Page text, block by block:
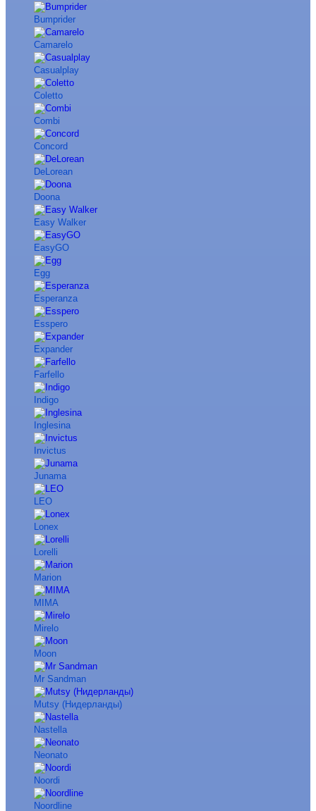
Bumprider
Camarelo
Casualplay
Coletto
Combi
Concord
DeLorean
Doona
Easy Walker
EasyGO
Egg
Esperanza
Esspero
Expander
Farfello
Indigo
Inglesina
Invictus
Junama
LEO
Lonex
Lorelli
Marion
MIMA
Mirelo
Moon
Mr Sandman
Mutsy (Нидерланды)
Nastella
Neonato
Noordi
Noordline